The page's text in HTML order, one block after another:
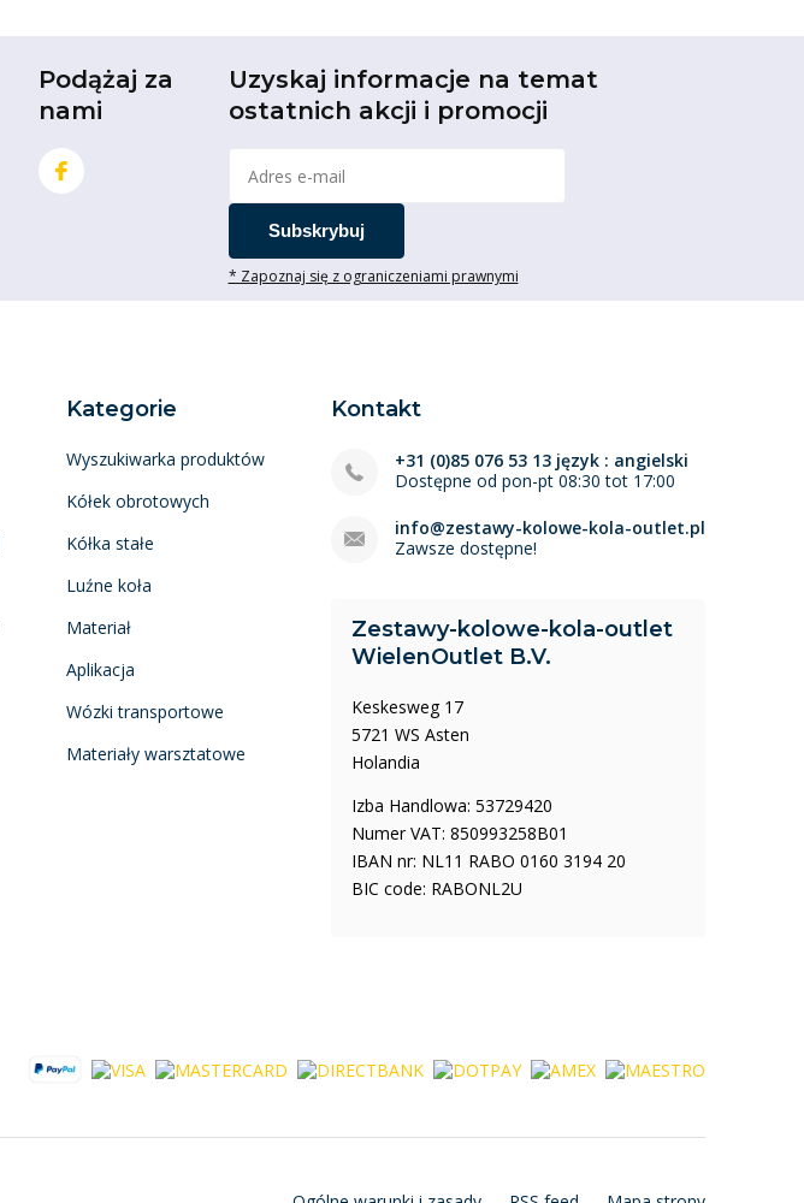
Podążaj za
nami
Uzyskaj informacje na temat
ostatnich akcji i promocji
Subskrybuj
* Zapoznaj się z ograniczeniami prawnymi
Kategorie
Wyszukiwarka produktów
Kółek obrotowych
Kółka stałe
Luźne koła
Materiał
Aplikacja
Wózki transportowe
Materiały warsztatowe
Kontakt
+31 (0)85 076 53 13 język : angielski
Dostępne od pon-pt 08:30 tot 17:00
info@zestawy-kolowe-kola-outlet.pl
Zawsze dostępne!
Zestawy-kolowe-kola-outlet
WielenOutlet B.V.
Keskesweg 17
5721 WS Asten
Holandia
Izba Handlowa: 53729420
Numer VAT: 850993258B01
IBAN nr: NL11 RABO 0160 3194 20
BIC code: RABONL2U